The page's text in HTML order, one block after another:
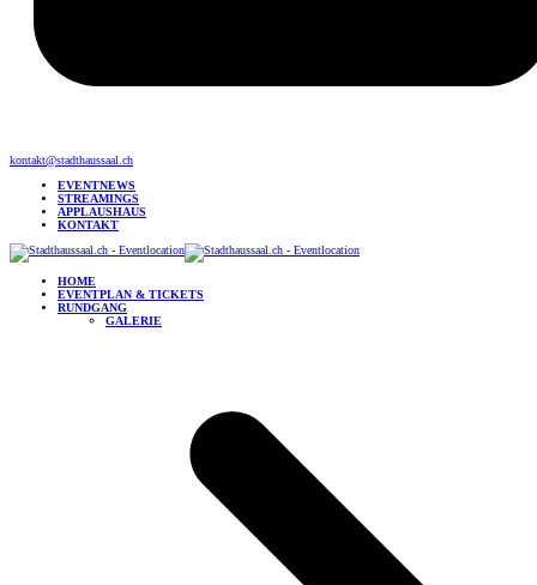
kontakt@stadthaussaal.ch
EVENTNEWS
STREAMINGS
APPLAUSHAUS
KONTAKT
HOME
EVENTPLAN & TICKETS
RUNDGANG
GALERIE